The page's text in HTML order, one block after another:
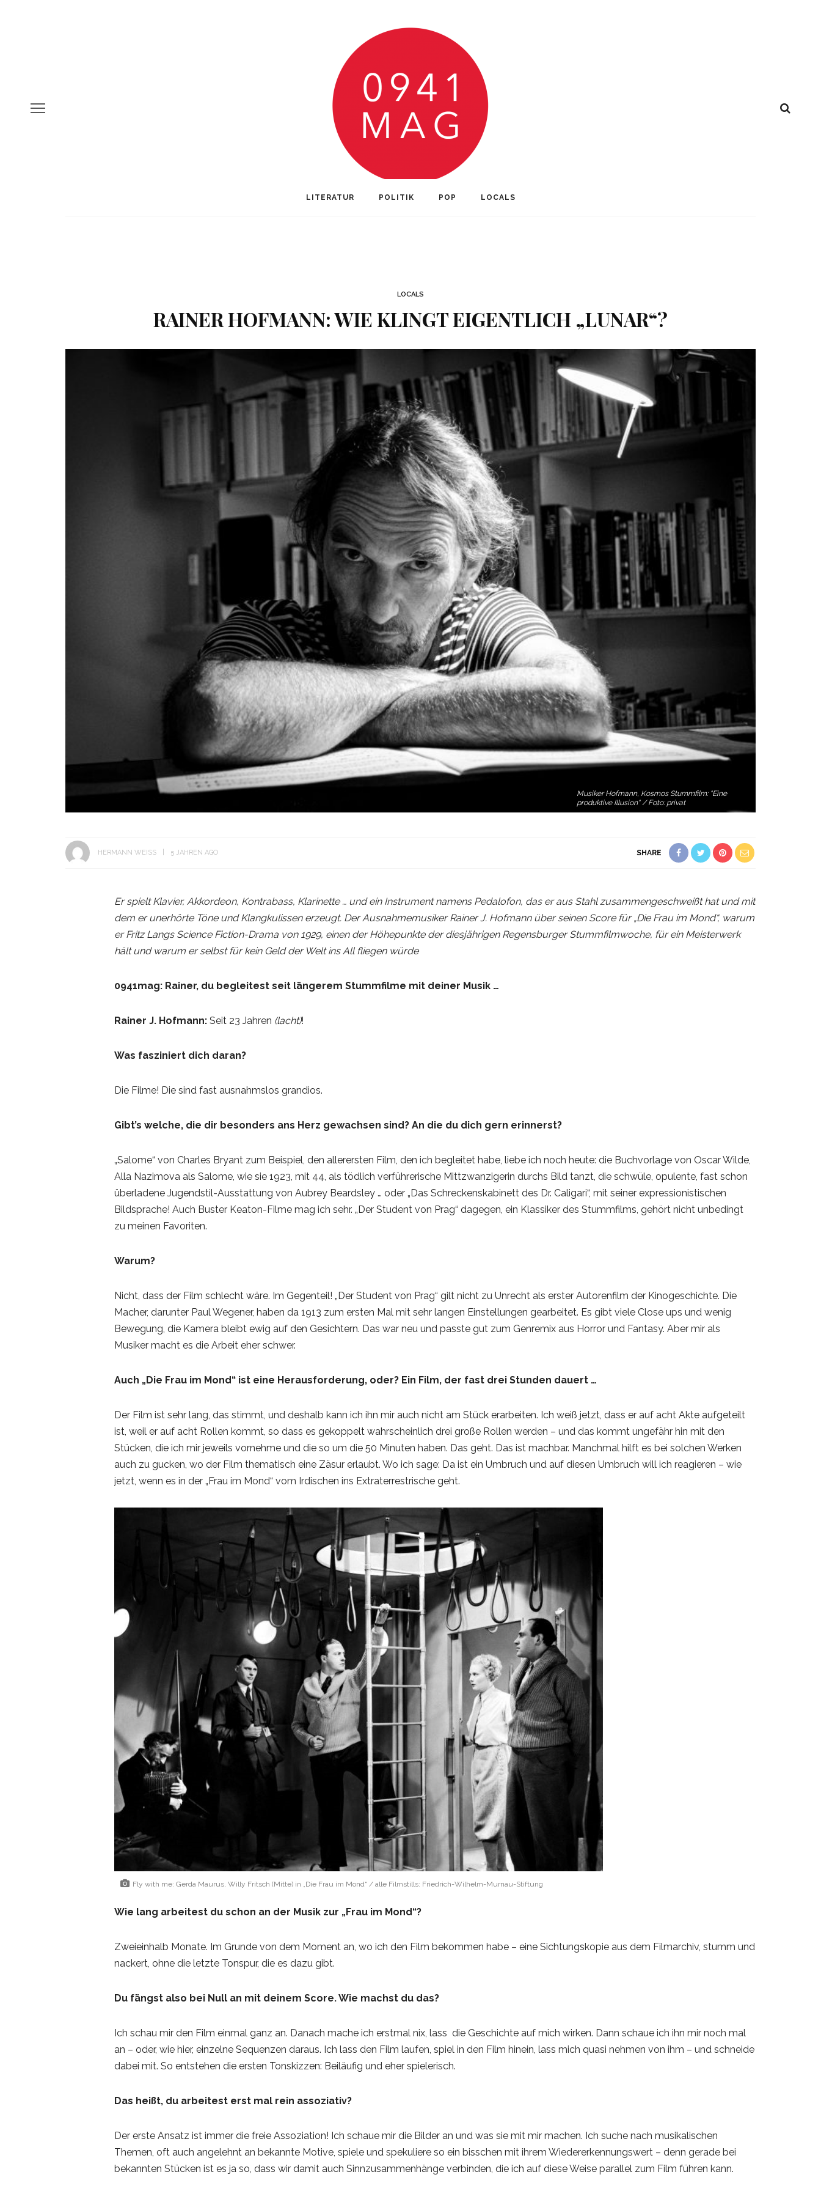
LITERATUR POLITIK POP LOCALS
LOCALS
RAINER HOFMANN: WIE KLINGT EIGENTLICH „LUNAR“?
Musiker Hofmann, Kosmos Stummfilm: "Eine
produktive Illusion" / Foto: privat
HERMANN WEISS 5 JAHREN AGO SHARE
Er spielt Klavier, Akkordeon, Kontrabass, Klarinette … und ein Instrument namens Pedalofon, das er aus Stahl zusammengeschweißt hat und mit
dem er unerhörte Töne und Klangkulissen erzeugt. Der Ausnahmemusiker Rainer J. Hofmann über seinen Score für „Die Frau im Mond“, warum
er Fritz Langs Science Fiction-Drama von 1929, einen der Höhepunkte der diesjährigen Regensburger Stummfilmwoche, für ein Meisterwerk
hält und warum er selbst für kein Geld der Welt ins All fliegen würde
0941mag: Rainer, du begleitest seit längerem Stummfilme mit deiner Musik …
Rainer J. Hofmann: Seit 23 Jahren (lacht)!
Was fasziniert dich daran?
Die Filme! Die sind fast ausnahmslos grandios.
Gibt’s welche, die dir besonders ans Herz gewachsen sind? An die du dich gern erinnerst?
„Salome“ von Charles Bryant zum Beispiel, den allerersten Film, den ich begleitet habe, liebe ich noch heute: die Buchvorlage von Oscar Wilde,
Alla Nazimova als Salome, wie sie 1923, mit 44, als tödlich verführerische Mittzwanzigerin durchs Bild tanzt, die schwüle, opulente, fast schon
überladene Jugendstil-Ausstattung von Aubrey Beardsley … oder „Das Schreckenskabinett des Dr. Caligari“, mit seiner expressionistischen
Bildsprache! Auch Buster Keaton-Filme mag ich sehr. „Der Student von Prag“ dagegen, ein Klassiker des Stummfilms, gehört nicht unbedingt
zu meinen Favoriten.
Warum?
Nicht, dass der Film schlecht wäre. Im Gegenteil! „Der Student von Prag“ gilt nicht zu Unrecht als erster Autorenfilm der Kinogeschichte. Die
Macher, darunter Paul Wegener, haben da 1913 zum ersten Mal mit sehr langen Einstellungen gearbeitet. Es gibt viele Close ups und wenig
Bewegung, die Kamera bleibt ewig auf den Gesichtern. Das war neu und passte gut zum Genremix aus Horror und Fantasy. Aber mir als
Musiker macht es die Arbeit eher schwer.
Auch „Die Frau im Mond“ ist eine Herausforderung, oder? Ein Film, der fast drei Stunden dauert …
Der Film ist sehr lang, das stimmt, und deshalb kann ich ihn mir auch nicht am Stück erarbeiten. Ich weiß jetzt, dass er auf acht Akte aufgeteilt
ist, weil er auf acht Rollen kommt, so dass es gekoppelt wahrscheinlich drei große Rollen werden – und das kommt ungefähr hin mit den
Stücken, die ich mir jeweils vornehme und die so um die 50 Minuten haben. Das geht. Das ist machbar. Manchmal hilft es bei solchen Werken
auch zu gucken, wo der Film thematisch eine Zäsur erlaubt. Wo ich sage: Da ist ein Umbruch und auf diesen Umbruch will ich reagieren – wie
jetzt, wenn es in der „Frau im Mond“ vom Irdischen ins Extraterrestrische geht.
Fly with me: Gerda Maurus, Willy Fritsch (Mitte) in „Die Frau im Mond“ / alle Filmstills: Friedrich-Wilhelm-Murnau-Stiftung
Wie lang arbeitest du schon an der Musik zur „Frau im Mond“?
Zweieinhalb Monate. Im Grunde von dem Moment an, wo ich den Film bekommen habe – eine Sichtungskopie aus dem Filmarchiv, stumm und
nackert, ohne die letzte Tonspur, die es dazu gibt.
Du fängst also bei Null an mit deinem Score. Wie machst du das?
Ich schau mir den Film einmal ganz an. Danach mache ich erstmal nix, lass die Geschichte auf mich wirken. Dann schaue ich ihn mir noch mal
an – oder, wie hier, einzelne Sequenzen daraus. Ich lass den Film laufen, spiel in den Film hinein, lass mich quasi nehmen von ihm – und schneide
dabei mit. So entstehen die ersten Tonskizzen: Beiläufig und eher spielerisch.
Das heißt, du arbeitest erst mal rein assoziativ?
Der erste Ansatz ist immer die freie Assoziation! Ich schaue mir die Bilder an und was sie mit mir machen. Ich suche nach musikalischen
Themen, oft auch angelehnt an bekannte Motive, spiele und spekuliere so ein bisschen mit ihrem Wiedererkennungswert – denn gerade bei
bekannten Stücken ist es ja so, dass wir damit auch Sinnzusammenhänge verbinden, die ich auf diese Weise parallel zum Film führen kann.